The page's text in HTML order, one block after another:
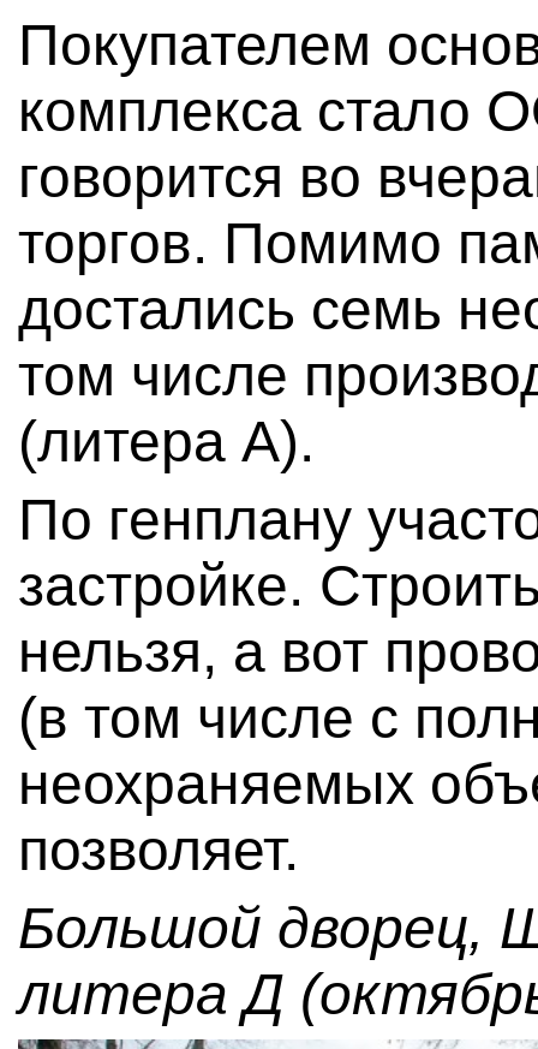
Покупателем
комплекса стало
говорится во
торгов. Помимо
достались семь
том числе
(литера А).
По генплану
застройке.
нельзя, а вот
(в том числе с
неохраняемых
позволяет.
Большой дворец,
литера Д